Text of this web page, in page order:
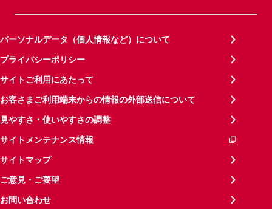
パーソナルデータ（個人情報など）について
プライバシーポリシー
サイトご利用にあたって
お客さまご利用端末からの情報の外部送信について
見やすさ・使いやすさの調整
サイトメンテナンス情報
サイトマップ
ご意見・ご要望
お問い合わせ